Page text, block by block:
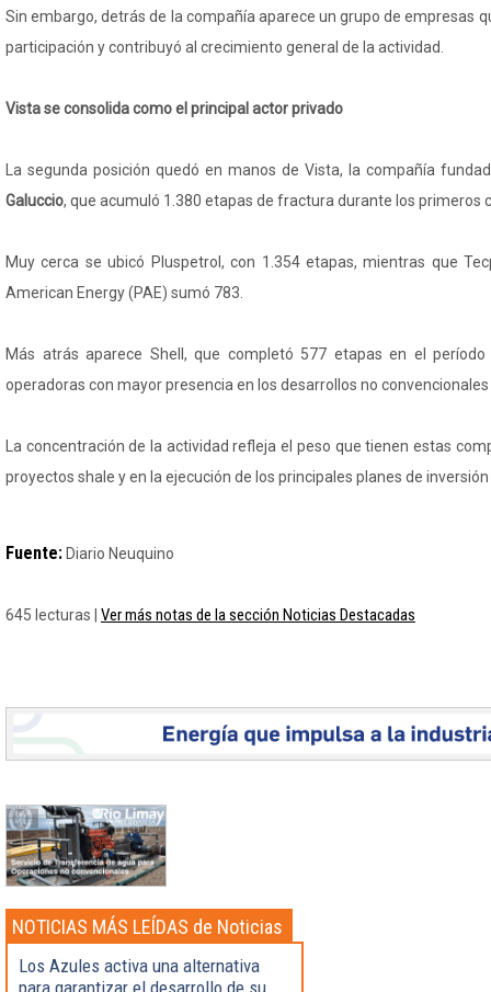
Sin embargo, detrás de la compañía aparece un grupo de empresas
participación y contribuyó al crecimiento general de la actividad.
Vista se consolida como el principal actor privado
La segunda posición quedó en manos de Vista, la compañía
Galuccio, que acumuló 1.380 etapas de fractura durante los primeros
Muy cerca se ubicó Pluspetrol, con 1.354 etapas, mientras que
American Energy (PAE) sumó 783.
Más atrás aparece Shell, que completó 577 etapas en el
operadoras con mayor presencia en los desarrollos no
La concentración de la actividad refleja el peso que tienen estas
proyectos shale y en la ejecución de los principales planes de
Fuente: Diario Neuquino
645 lecturas | Ver más notas de la sección Noticias Destacadas
NOTICIAS MÁS LEÍDAS de Noticias
Destacadas
Los Azules activa una alternativa
para garantizar el desarrollo de su